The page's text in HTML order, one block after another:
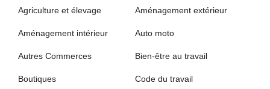
Agriculture et élevage Aménagement extérieur
Aménagement intérieur Auto moto
Autres Commerces Bien-être au travail
Boutiques Code du travail